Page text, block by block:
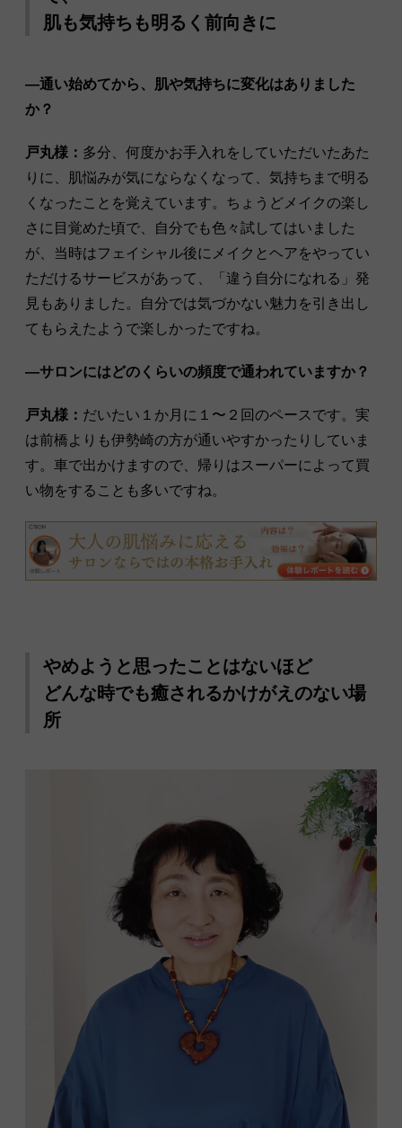
肌も気持ちも明るく前向きに
―通い始めてから、肌や気持ちに変化はありました
か？
戸丸様： 多分、何度かお手入れをしていただいたあた
りに、肌悩みが気にならなくなって、気持ちまで明る
くなったことを覚えています。ちょうどメイクの楽し
さに目覚めた頃で、自分でも色々試してはいました
が、当時はフェイシャル後にメイクとヘアをやってい
ただけるサービスがあって、「違う自分になれる」発
見もありました。自分では気づかない魅力を引き出し
てもらえたようで楽しかったですね。
―サロンにはどのくらいの頻度で通われていますか？
戸丸様： だいたい１か月に１〜２回のペースです。実
は前橋よりも伊勢崎の方が通いやすかったりしていま
す。車で出かけますので、帰りはスーパーによって買
い物をすることも多いですね。
やめようと思ったことはないほど
どんな時でも癒されるかけがえのない場
所